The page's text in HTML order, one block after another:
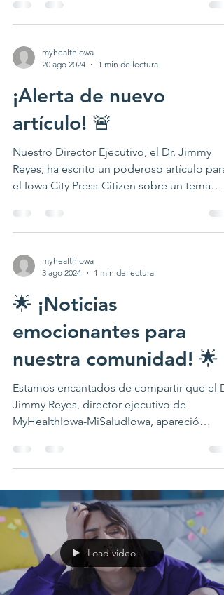
promoción de 2026 de Miembros
Honorarios de la Academia
de Enfermería (FAAN), una de las
distinciones más altas y prestigiosas de la
Estadounidense de Enfermería reconoce a
los líderes de enfermería cuyas
contribuciones constantes han impulsado
atención médica, influido
myhealthiowa
20 ago 2024
1 min de lectura
¡Alerta de nuevo
artículo! 🚨
Nuestro Director Ejecutivo, el Dr. Jimmy
Reyes, ha escrito un poderoso artículo para
el Iowa City Press-Citizen sobre un tema
myhealthiowa
3 ago 2024
1 min de lectura
🌟 ¡Noticias
emocionantes para
nuestra comunidad! 🌟
Estamos encantados de compartir que el
Jimmy Reyes, director ejecutivo de
MyHealthIowa-MiSaludIowa, apareció
Load video